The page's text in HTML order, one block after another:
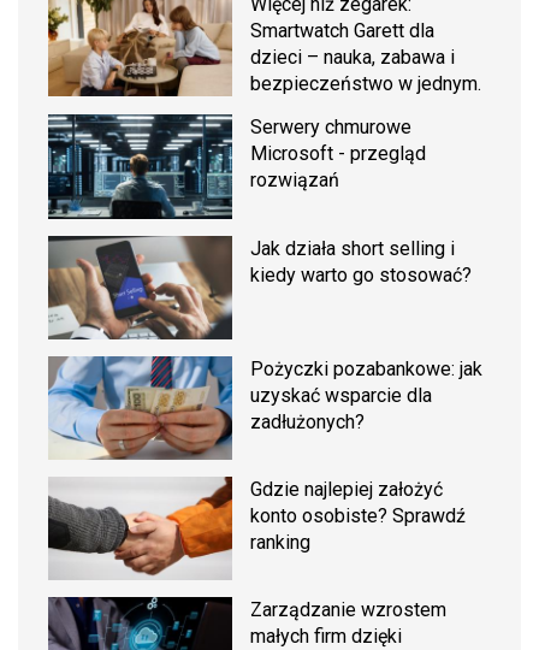
Więcej niż zegarek:
Smartwatch Garett dla
dzieci – nauka, zabawa i
bezpieczeństwo w jednym.
Serwery chmurowe
Microsoft - przegląd
rozwiązań
Jak działa short selling i
kiedy warto go stosować?
Pożyczki pozabankowe: jak
uzyskać wsparcie dla
zadłużonych?
Gdzie najlepiej założyć
konto osobiste? Sprawdź
ranking
Zarządzanie wzrostem
małych firm dzięki